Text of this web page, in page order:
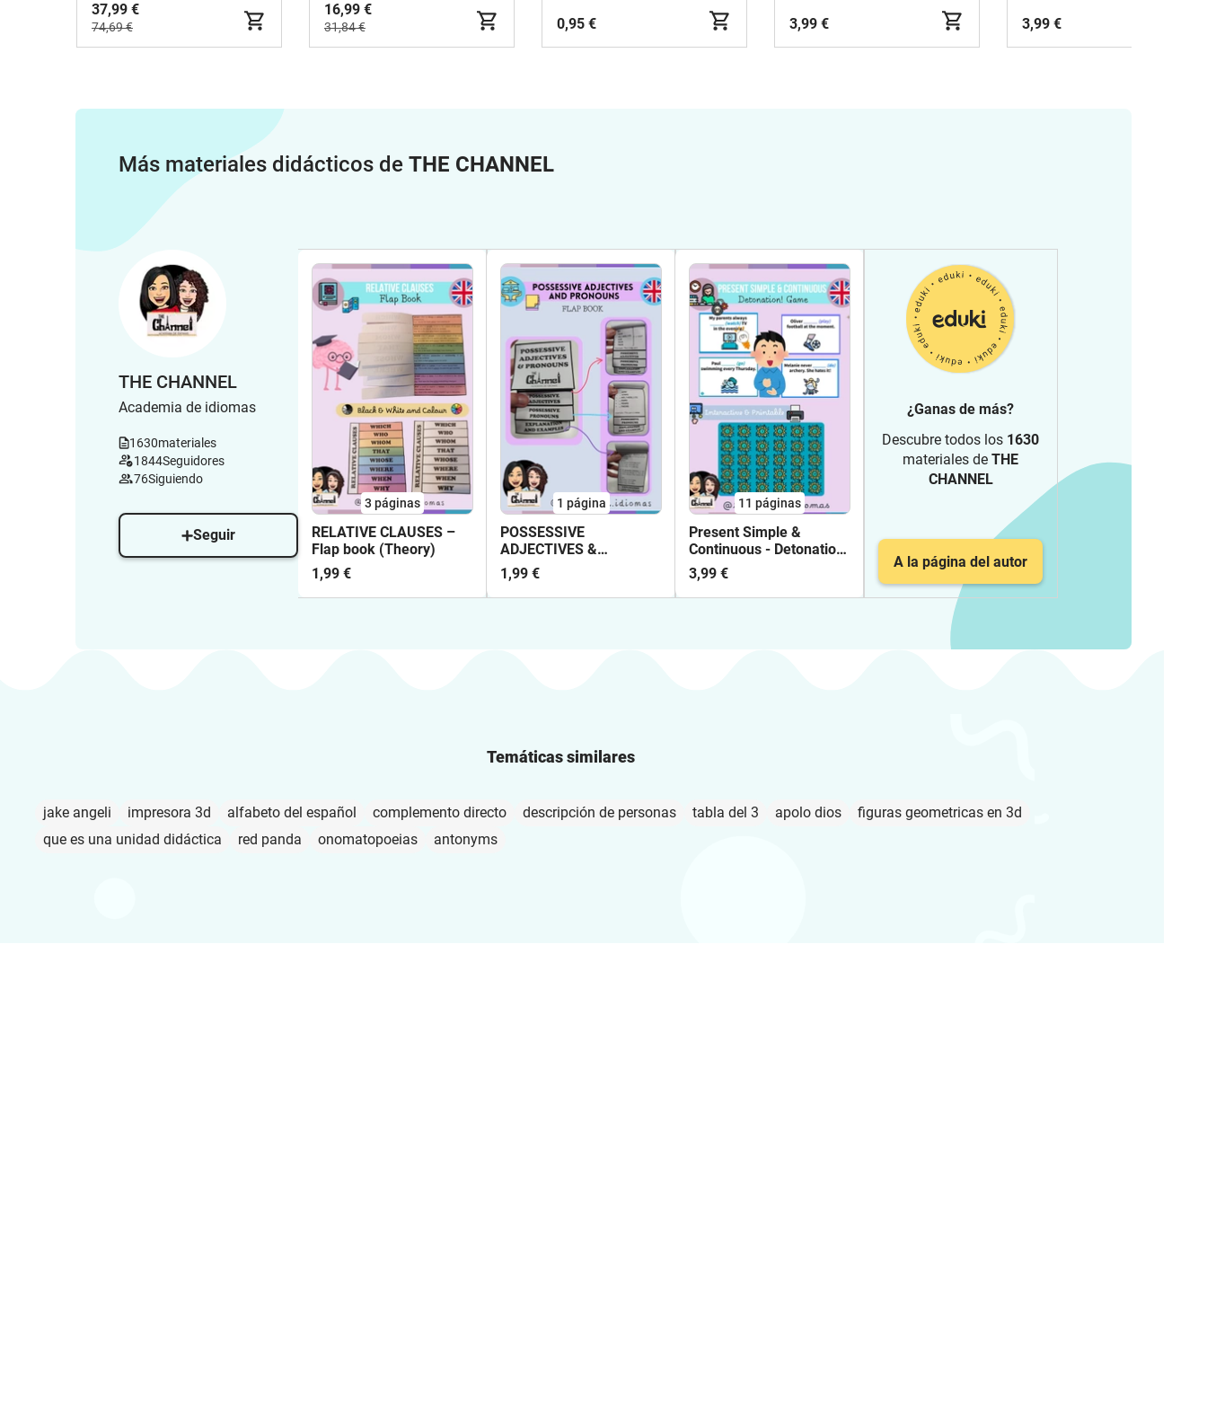
37,99 €
74,69 €
16,99 €
31,84 € 0,95 € 3,99 € 3,99 €
Más materiales didácticos de THE CHANNEL
THE CHANNEL
Academia de idiomas
1630materiales
1844Seguidores
76Siguiendo
Seguir
3 páginas
RELATIVE CLAUSES –
Flap book (Theory)
1,99 €
1 página
POSSESSIVE
ADJECTIVES &
PRONOUNS – Flap Book
1,99 €
11 páginas
Present Simple &
Continuous - Detonation!
Game
3,99 €
¿Ganas de más?
Descubre todos los 1630
materiales de THE
CHANNEL
A la página del autor
Temáticas similares
jake angeli impresora 3d alfabeto del español complemento directo descripción de personas tabla del 3 apolo dios
figuras geometricas en 3d
que es una unidad didáctica
red panda onomatopoeias antonyms